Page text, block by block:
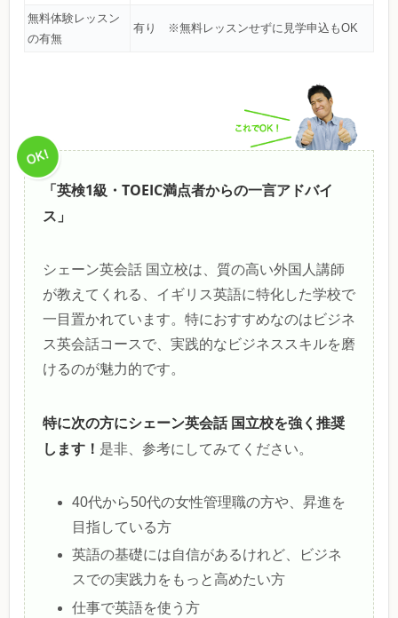
無料体験レッスン
の有無
有り ※無料レッスンせずに見学申込もOK
「英検1級・TOEIC満点者からの一言アドバイ
ス」
シェーン英会話 国立校は、質の高い外国人講師
が教えてくれる、イギリス英語に特化した学校で
一目置かれています。特におすすめなのはビジネ
ス英会話コースで、実践的なビジネススキルを磨
けるのが魅力的です。
特に次の方にシェーン英会話 国立校を強く推奨
します！ 是非、参考にしてみてください。
40代から50代の女性管理職の方や、昇進を
目指している方
英語の基礎には自信があるけれど、ビジネ
スでの実践力をもっと高めたい方
仕事で英語を使う方